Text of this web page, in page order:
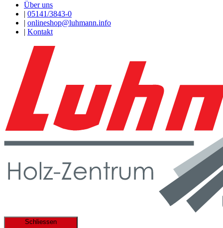
Über uns
| 05141/3843-0
| onlineshop@luhmann.info
| Kontakt
Schliessen